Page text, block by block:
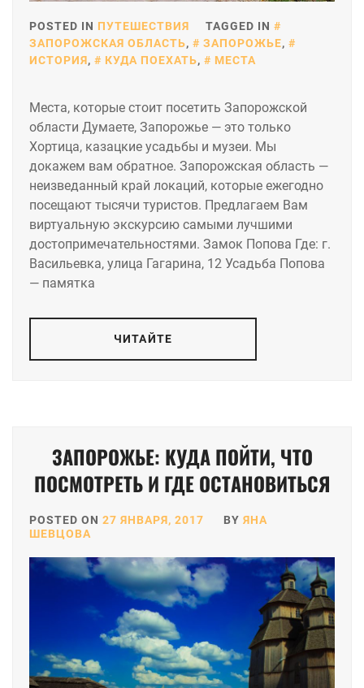
POSTED IN ПУТЕШЕСТВИЯ
TAGGED IN
ЗАПОРОЖСКАЯ ОБЛАСТЬ, ЗАПОРОЖЬЕ,
ИСТОРИЯ, КУДА ПОЕХАТЬ, МЕСТА
Места, которые стоит посетить Запорожской
области Думаете, Запорожье — это только
Хортица, казацкие усадьбы и музеи. Мы
докажем вам обратное. Запорожская область —
неизведанный край локаций, которые ежегодно
посещают тысячи туристов. Предлагаем Вам
виртуальную экскурсию самыми лучшими
достопримечательностями. Замок Попова Где: г.
Васильевка, улица Гагарина, 12 Усадьба Попова
— памятка
ЧИТАЙТЕ
ЗАПОРОЖЬЕ: КУДА ПОЙТИ, ЧТО
ПОСМОТРЕТЬ И ГДЕ ОСТАНОВИТЬСЯ
POSTED ON 27 ЯНВАРЯ, 2017 BY ЯНА
ШЕВЦОВА